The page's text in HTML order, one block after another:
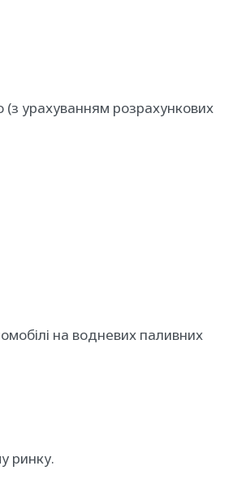
(з урахуванням розрахункових
на водневих паливних
ринку.